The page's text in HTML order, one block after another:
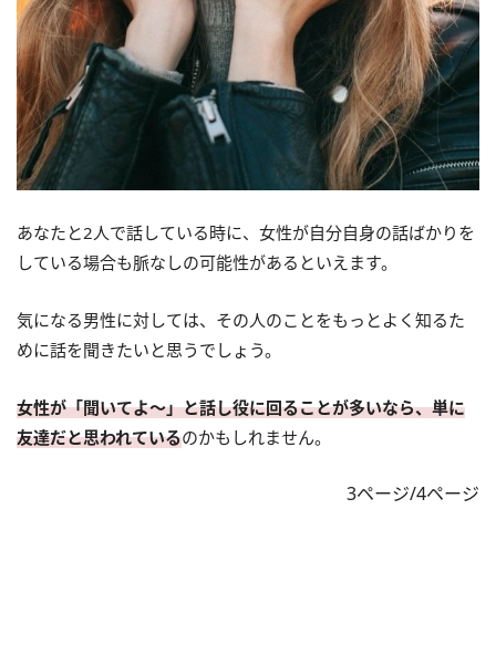
あなたと2人で話している時に、女性が自分自身の話ばかりを
している場合も脈なしの可能性があるといえます。
気になる男性に対しては、その人のことをもっとよく知るた
めに話を聞きたいと思うでしょう。
女性が「聞いてよ～」と話し役に回ることが多いなら、単に
友達だと思われているのかもしれません。
3ページ/4ページ